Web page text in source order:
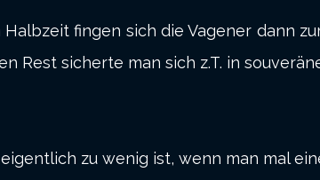
fingen sich die Vagener dann
Rest sicherte man sich z.T. in
zu wenig ist, wenn man mal